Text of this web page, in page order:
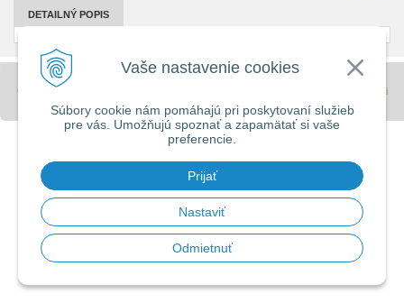
Vaše nastavenie cookies
Súbory cookie nám pomáhajú pri poskytovaní služieb
pre vás. Umožňujú spoznať a zapamätať si vaše
preferencie.
Prijať
Nastaviť
Odmietnuť
DETAILNÝ POPIS
© 2026 Stavebniny - DUMA •
spoločnosti
WEBYGROUP